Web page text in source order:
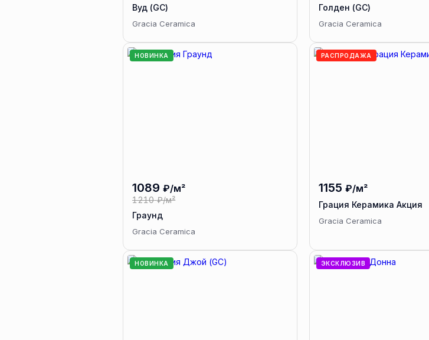
Вуд (GC)
Gracia Ceramica
Голден (GC)
Gracia Ceramica
НОВИНКА
1089 ₽/м²
1210 ₽/м²
Граунд
Gracia Ceramica
РАСПРОДАЖА
1155 ₽/м²
Грация Керамика Акция
Gracia Ceramica
НОВИНКА ЭКСКЛЮЗИВ